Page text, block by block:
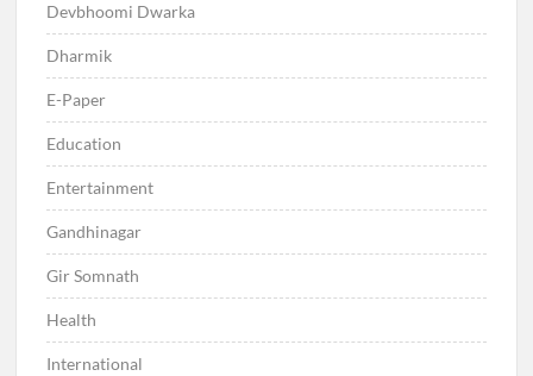
Devbhoomi Dwarka
Dharmik
E-Paper
Education
Entertainment
Gandhinagar
Gir Somnath
Health
International